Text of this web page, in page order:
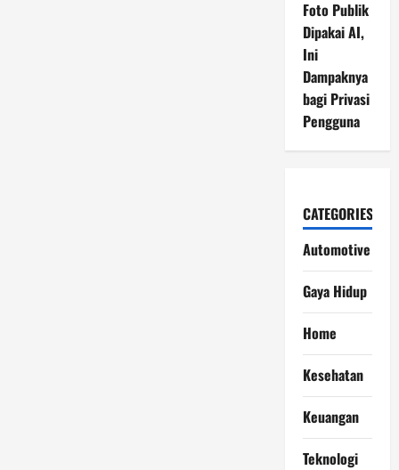
Foto Publik
Dipakai AI,
Ini
Dampaknya
bagi Privasi
Pengguna
CATEGORIES
Automotive
Gaya Hidup
Home
Kesehatan
Keuangan
Teknologi